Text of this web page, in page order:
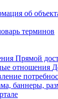
об
терминов
Прямой
отношения
баннеры,